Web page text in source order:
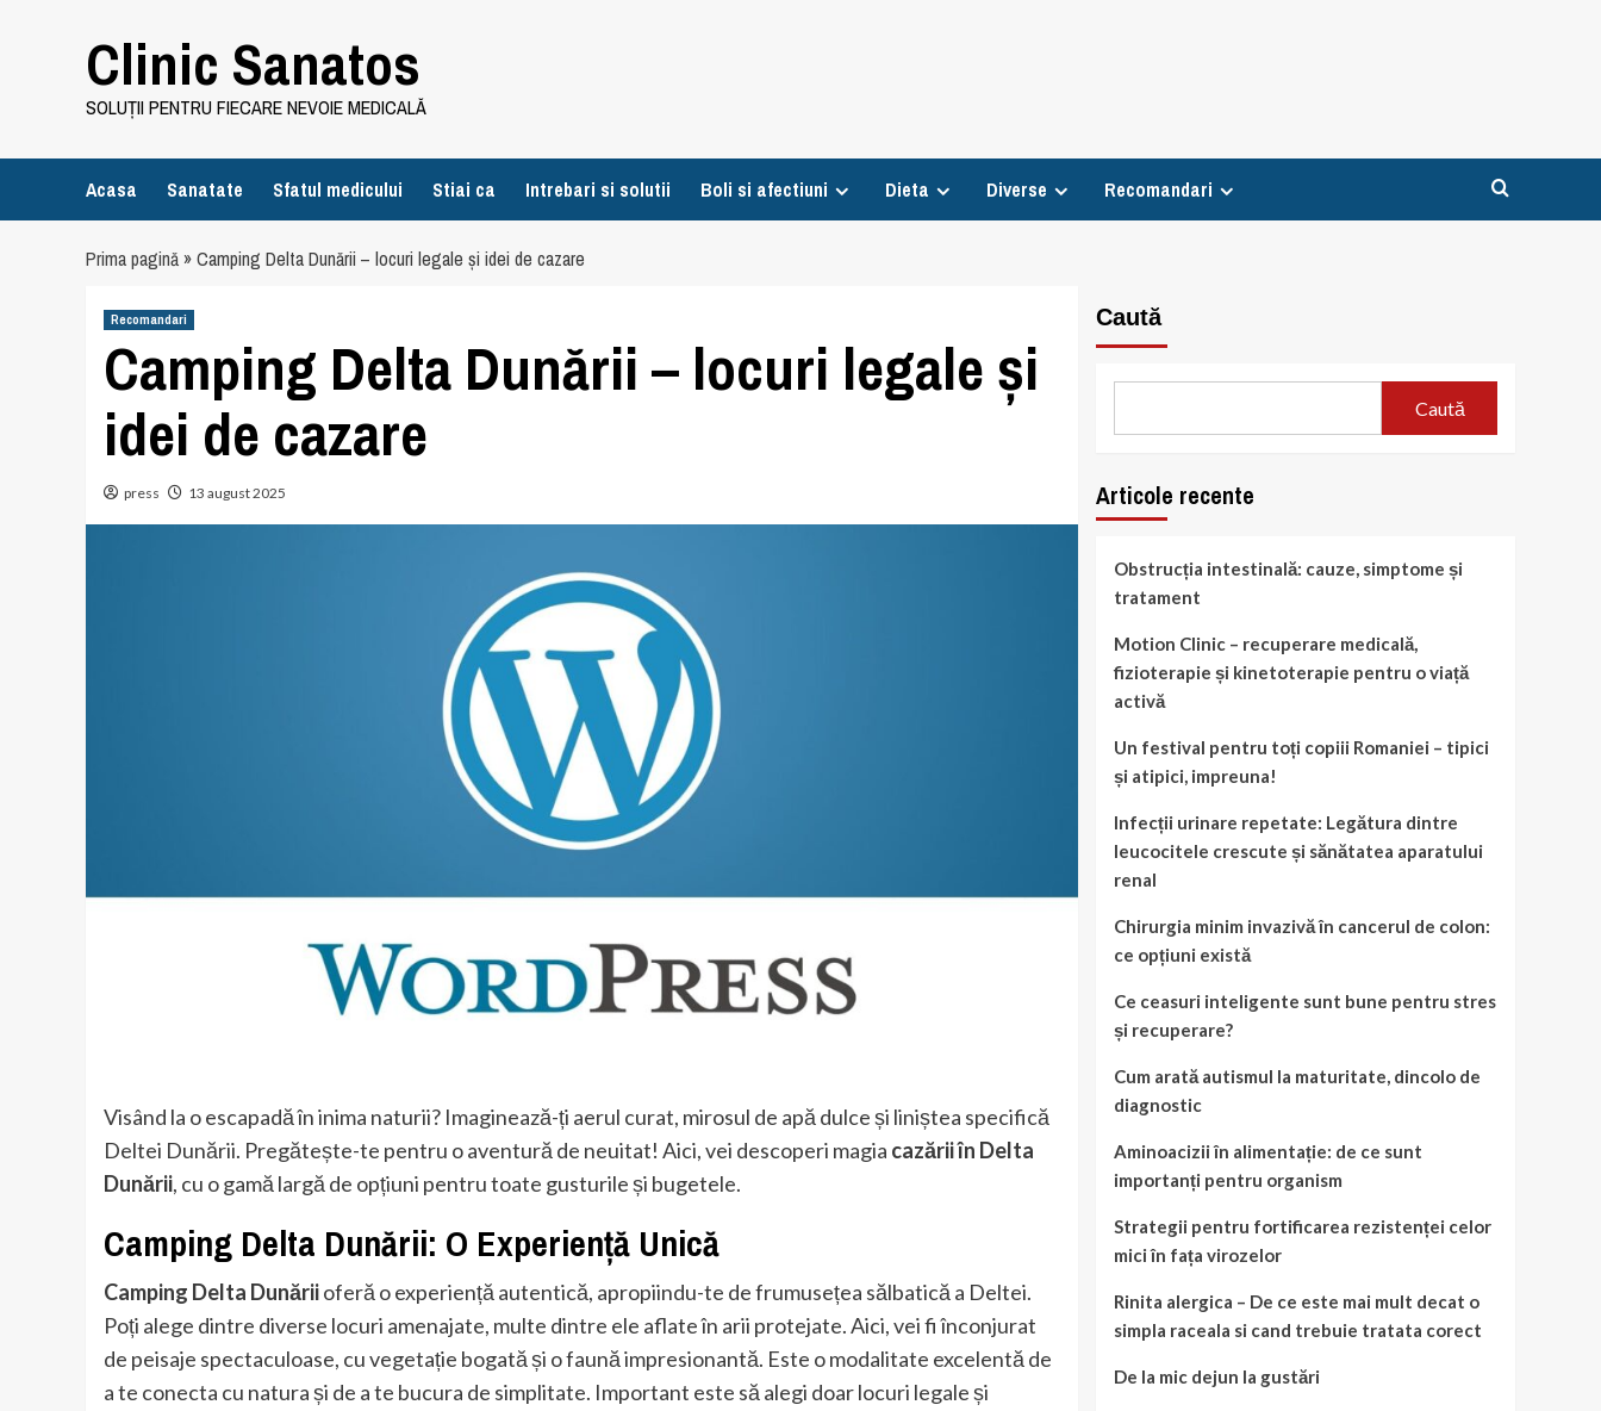
Clinic Sanatos
SOLUȚII PENTRU FIECARE NEVOIE MEDICALĂ
Acasa Sanatate Sfatul medicului Stiai ca Intrebari si solutii Boli si afectiuni Dieta Diverse Recomandari
Prima pagină»Camping Delta Dunării – locuri legale și idei de cazare
Recomandari
Camping Delta Dunării – locuri legale și
idei de cazare
press 13 august 2025
Visând la o escapadă în inima naturii? Imaginează-ți aerul curat, mirosul de apă dulce și liniștea specifică
Deltei Dunării. Pregătește-te pentru o aventură de neuitat! Aici, vei descoperi magia cazării în Delta
Dunării, cu o gamă largă de opțiuni pentru toate gusturile și bugetele.
Camping Delta Dunării: O Experiență Unică
Camping Delta Dunăriioferă o experiență autentică, apropiindu-te de frumusețea sălbatică a Deltei.
Poți alege dintre diverse locuri amenajate, multe dintre ele aflate în arii protejate. Aici, vei fi înconjurat
de peisaje spectaculoase, cu vegetație bogată și o faună impresionantă. Este o modalitate excelentă de
a te conecta cu natura și de a te bucura de simplitate. Important este să alegi doar locuri legale și
Caută
Caută
Articole recente
Obstrucția intestinală: cauze, simptome și
tratament
Motion Clinic – recuperare medicală,
fizioterapie și kinetoterapie pentru o viață
activă
Un festival pentru toți copiii Romaniei – tipici
și atipici, impreuna!
Infecții urinare repetate: Legătura dintre
leucocitele crescute și sănătatea aparatului
renal
Chirurgia minim invazivă în cancerul de colon:
ce opțiuni există
Ce ceasuri inteligente sunt bune pentru stres
și recuperare?
Cum arată autismul la maturitate, dincolo de
diagnostic
Aminoacizii în alimentație: de ce sunt
importanți pentru organism
Strategii pentru fortificarea rezistenței celor
mici în fața virozelor
Rinita alergica – De ce este mai mult decat o
simpla raceala si cand trebuie tratata corect
De la mic dejun la gustări